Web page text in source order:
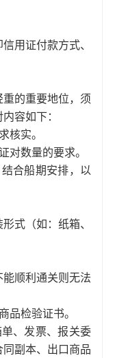
用证付款方式、
的重要地位，须
容如下：
核实。
对数量的要求。
合船期安排，以
式（如：纸箱、
顺利通关则无法
品检验证书。
、发票、报关委
副本、出口商品